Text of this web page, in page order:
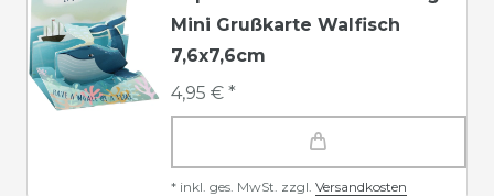
Mini Grußkarte Walfisch
7,6x7,6cm
4,95 € *
* inkl. ges. MwSt. zzgl. Versandkosten